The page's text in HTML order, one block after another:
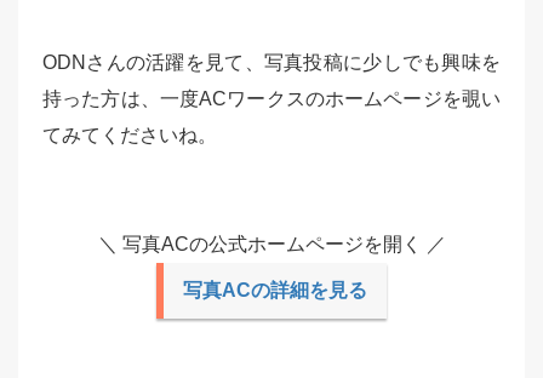
ODNさんの活躍を見て、写真投稿に少しでも興味を
持った方は、一度ACワークスのホームページを覗い
てみてくださいね。
＼ 写真ACの公式ホームページを開く ／
写真ACの詳細を見る